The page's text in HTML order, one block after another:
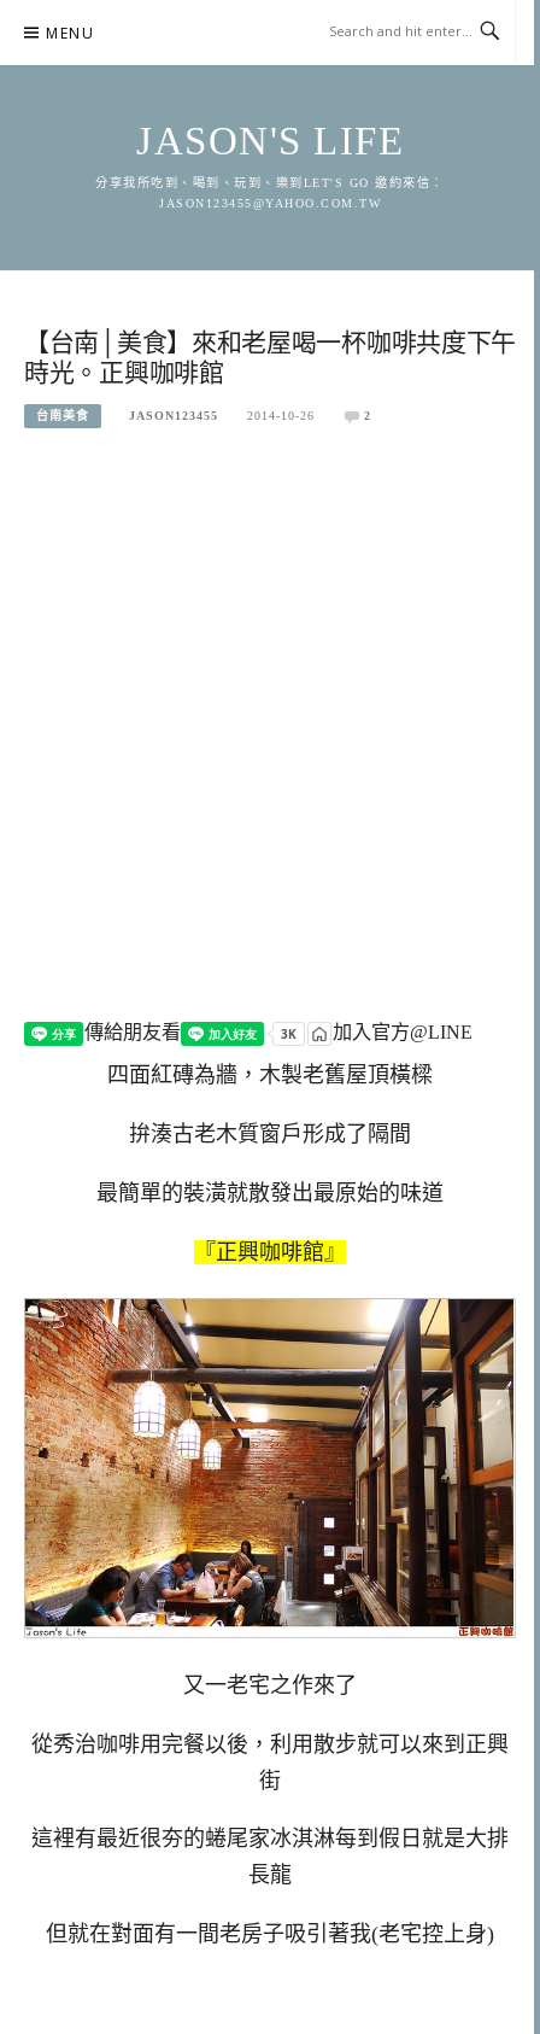
content
MENU
JASON'S LIFE
分享我所吃到、喝到、玩到、樂到LET'S GO 邀約來信：
JASON123455@YAHOO.COM.TW
【台南│美食】來和老屋喝一杯咖啡共度下午
時光。正興咖啡館
台南美食 JASON123455 2014-10-26 2
傳給朋友看 加入官方@LINE
四面紅磚為牆，木製老舊屋頂橫樑
拚湊古老木質窗戶形成了隔間
最簡單的裝潢就散發出最原始的味道
『正興咖啡館』
又一老宅之作來了
從秀治咖啡用完餐以後，利用散步就可以來到正興
街
這裡有最近很夯的蜷尾家冰淇淋每到假日就是大排
長龍
但就在對面有一間老房子吸引著我(老宅控上身)